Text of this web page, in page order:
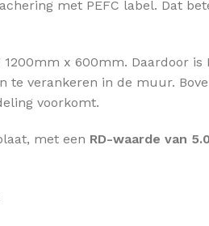
Eco / Biobased
met PEFC label. Dat
x 600mm. Daardoor
te verankeren in de muur.
voorkomt.
met een RD-waarde van